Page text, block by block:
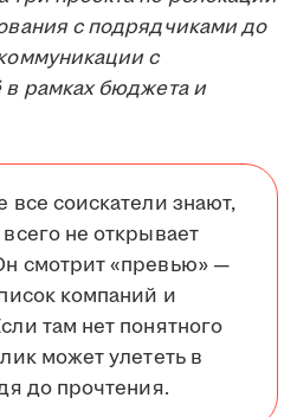
с подрядчиками до
с
в рамках бюджета и
соискатели знают,
не открывает
смотрит «превью» —
компаний и
там нет понятного
может улететь в
до прочтения.